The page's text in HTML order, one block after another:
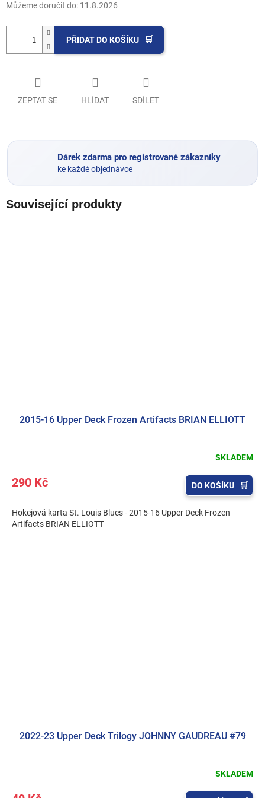
Můžeme doručit do: 11.8.2026
PŘIDAT DO KOŠÍKU
ZEPTAT SE HLÍDAT SDÍLET
Dárek zdarma pro registrované zákazníky
ke každé objednávce
Související produkty
2015-16 Upper Deck Frozen Artifacts BRIAN ELLIOTT
SKLADEM
290 Kč DO KOŠÍKU
Hokejová karta St. Louis Blues - 2015-16 Upper Deck Frozen
Artifacts BRIAN ELLIOTT
2022-23 Upper Deck Trilogy JOHNNY GAUDREAU #79
SKLADEM